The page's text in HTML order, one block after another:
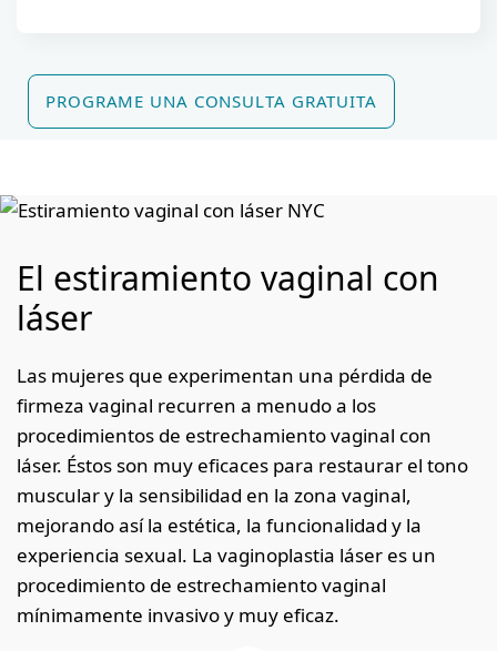
PROGRAME UNA CONSULTA GRATUITA
El estiramiento vaginal con
láser
Las mujeres que experimentan una pérdida de
firmeza vaginal recurren a menudo a los
procedimientos de estrechamiento vaginal con
láser. Éstos son muy eficaces para restaurar el tono
muscular y la sensibilidad en la zona vaginal,
mejorando así la estética, la funcionalidad y la
experiencia sexual. La vaginoplastia láser es un
procedimiento de estrechamiento vaginal
mínimamente invasivo y muy eficaz.